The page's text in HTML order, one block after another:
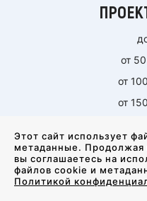
от
от
от
Этот сайт использует
метаданные. Продолжая
вы соглашаетесь на
файлов cookie и
Политикой